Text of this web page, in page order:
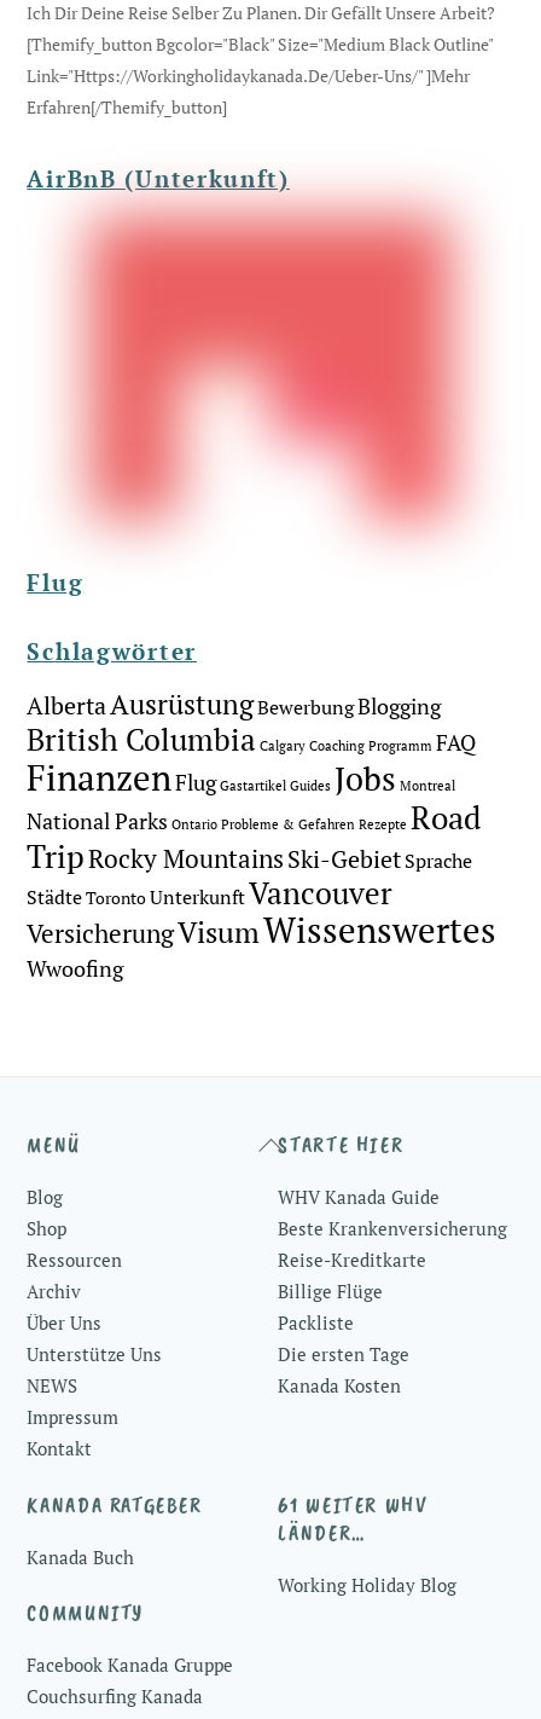
Ich Dir Deine Reise Selber Zu Planen. Dir Gefällt Unsere Arbeit?
[themify_button Bgcolor="black" Size="medium Black Outline"
Link="https://workingholidaykanada.de/ueber-Uns/" ]Mehr
Erfahren[/themify_button]
AirBnB (Unterkunft)
Flug
Schlagwörter
AlbertaAusrüstungBewerbungBlogging
British Columbia Calgary Coaching Programm FAQ
FinanzenFlug Gastartikel Guides Jobs Montreal
National Parks Ontario Probleme & Gefahren Rezepte Road
TripRocky MountainsSki-GebietSprache
StädteTorontoUnterkunftVancouver
VersicherungVisumWissenswertes
Wwoofing
Back
Top
MENÜ
Blog
Shop
Ressourcen
Archiv
Über Uns
Unterstütze Uns
NEWS
Impressum
Kontakt
STARTE HIER
WHV Kanada Guide
Beste Krankenversicherung
Reise-Kreditkarte
Billige Flüge
Packliste
Die ersten Tage
Kanada Kosten
KANADA RATGEBER
Kanada Buch
COMMUNITY
Facebook Kanada Gruppe
Couchsurfing Kanada
61 WEITER WHV
LÄNDER…
Working Holiday Blog